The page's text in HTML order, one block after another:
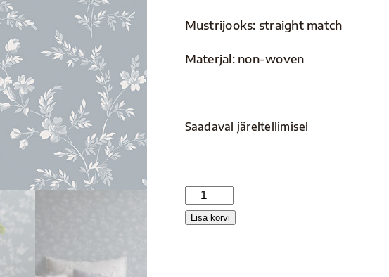
Mustrijooks: straight match
Materjal: non-woven
Saadaval järeltellimisel
Timeless
traditions
Lisa korvi